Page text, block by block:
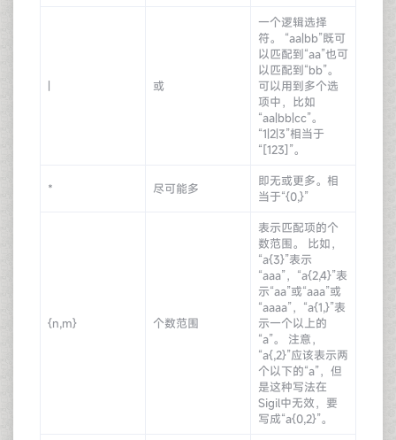
| 或
一个逻辑选择
符。 “aa|bb”既可
以匹配到“aa”也可
以匹配到“bb”。
可以用到多个选
项中，比如
“aa|bb|cc”。
“1|2|3”相当于
“[123]”。
* 尽可能多
即无或更多。相
当于“{0,}”
{n,m} 个数范围
表示匹配项的个
数范围。 比如，
“a{3}”表示
“aaa”，“a{2,4}”表
示“aa”或“aaa”或
“aaaa”，“a{1,}”表
示一个以上的
“a”。 注意，
“a{,2}”应该表示两
个以下的“a”，但
是这种写法在
Sigil中无效，要
写成“a{0,2}”。